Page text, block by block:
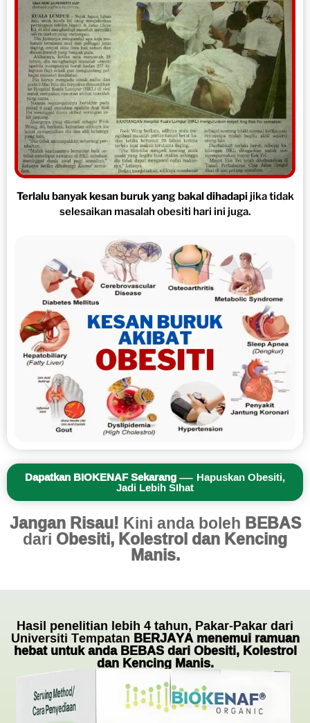
Terlalu banyak kesan buruk yang bakal dihadapijika tidak
selesaikan masalah obesiti hari ini juga.
Dapatkan BIOKENAF Sekarang— Hapuskan Obesiti,
Jadi Lebih SIhat
Jangan Risau!Kini anda bolehBEBAS
dariObesiti, Kolestrol dan Kencing
Manis.
Hasil penelitian lebih 4 tahun, Pakar-Pakar dari
Universiti TempatanBERJAYA menemui ramuan
hebat untuk anda BEBAS dari Obesiti, Kolestrol
dan Kencing Manis.